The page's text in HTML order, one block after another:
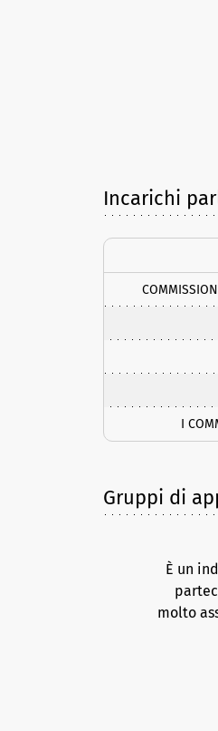
Incarichi
I
Gruppi di
È un
molto